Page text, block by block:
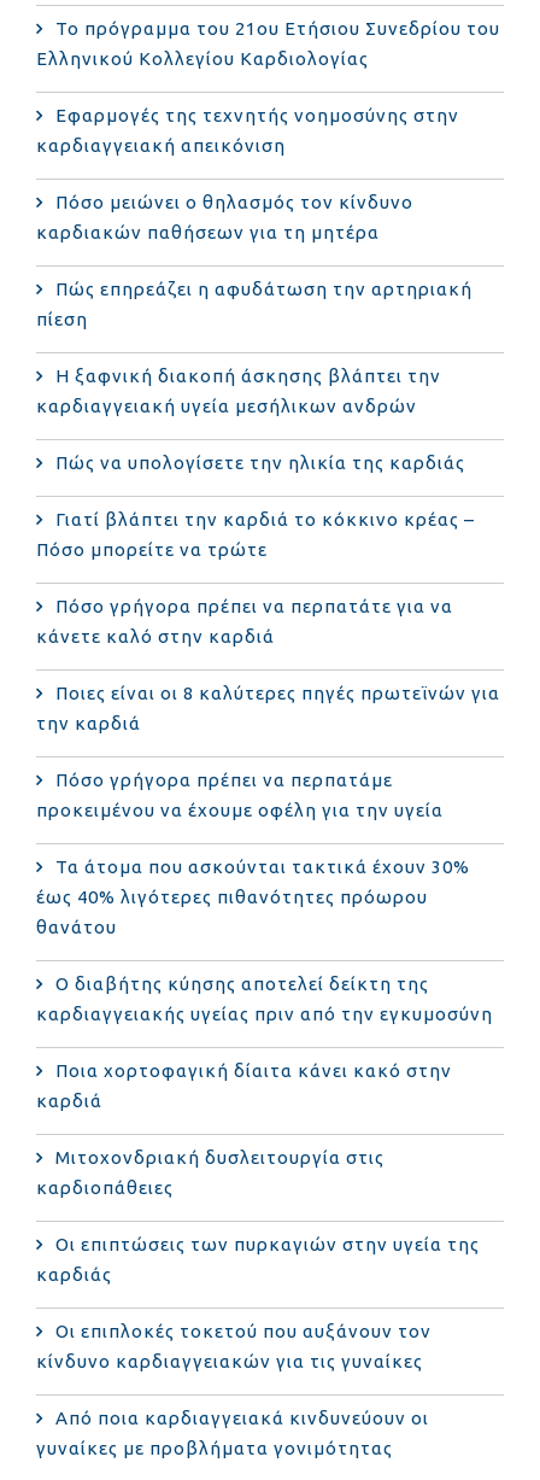
Το πρόγραμμα του 21ου Ετήσιου Συνεδρίου του
Ελληνικού Κολλεγίου Καρδιολογίας
Εφαρμογές της τεχνητής νοημοσύνης στην
καρδιαγγειακή απεικόνιση
Πόσο μειώνει ο θηλασμός τον κίνδυνο
καρδιακών παθήσεων για τη μητέρα
Πώς επηρεάζει η αφυδάτωση την αρτηριακή
πίεση
Η ξαφνική διακοπή άσκησης βλάπτει την
καρδιαγγειακή υγεία μεσήλικων ανδρών
Πώς να υπολογίσετε την ηλικία της καρδιάς
Γιατί βλάπτει την καρδιά το κόκκινο κρέας –
Πόσο μπορείτε να τρώτε
Πόσο γρήγορα πρέπει να περπατάτε για να
κάνετε καλό στην καρδιά
Ποιες είναι οι 8 καλύτερες πηγές πρωτεϊνών για
την καρδιά
Πόσο γρήγορα πρέπει να περπατάμε
προκειμένου να έχουμε οφέλη για την υγεία
Τα άτομα που ασκούνται τακτικά έχουν 30%
έως 40% λιγότερες πιθανότητες πρόωρου
θανάτου
Ο διαβήτης κύησης αποτελεί δείκτη της
καρδιαγγειακής υγείας πριν από την εγκυμοσύνη
Ποια χορτοφαγική δίαιτα κάνει κακό στην
καρδιά
Μιτοχονδριακή δυσλειτουργία στις
καρδιοπάθειες
Οι επιπτώσεις των πυρκαγιών στην υγεία της
καρδιάς
Οι επιπλοκές τοκετού που αυξάνουν τον
κίνδυνο καρδιαγγειακών για τις γυναίκες
Από ποια καρδιαγγειακά κινδυνεύουν οι
γυναίκες με προβλήματα γονιμότητας